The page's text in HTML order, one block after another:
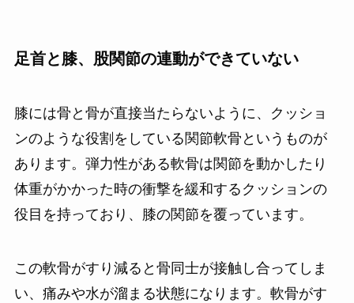
足首と膝、股関節の連動ができていない
膝には骨と骨が直接当たらないように、クッショ
ンのような役割をしている関節軟骨というものが
あります。弾力性がある軟骨は関節を動かしたり
体重がかかった時の衝撃を緩和するクッションの
役目を持っており、膝の関節を覆っています。
この軟骨がすり減ると骨同士が接触し合ってしま
い、痛みや水が溜まる状態になります。軟骨がす